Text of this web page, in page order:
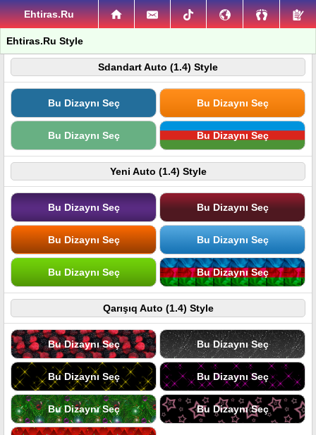
Ehtiras.Ru
Ehtiras.Ru Style
Sdandart Auto (1.4) Style
Bu Dizaynı Seç Bu Dizaynı Seç
Bu Dizaynı Seç Bu Dizaynı Seç
Yeni Auto (1.4) Style
Bu Dizaynı Seç Bu Dizaynı Seç
Bu Dizaynı Seç Bu Dizaynı Seç
Bu Dizaynı Seç Bu Dizaynı Seç
Qarışıq Auto (1.4) Style
Bu Dizaynı Seç Bu Dizaynı Seç
Bu Dizaynı Seç Bu Dizaynı Seç
Bu Dizaynı Seç Bu Dizaynı Seç